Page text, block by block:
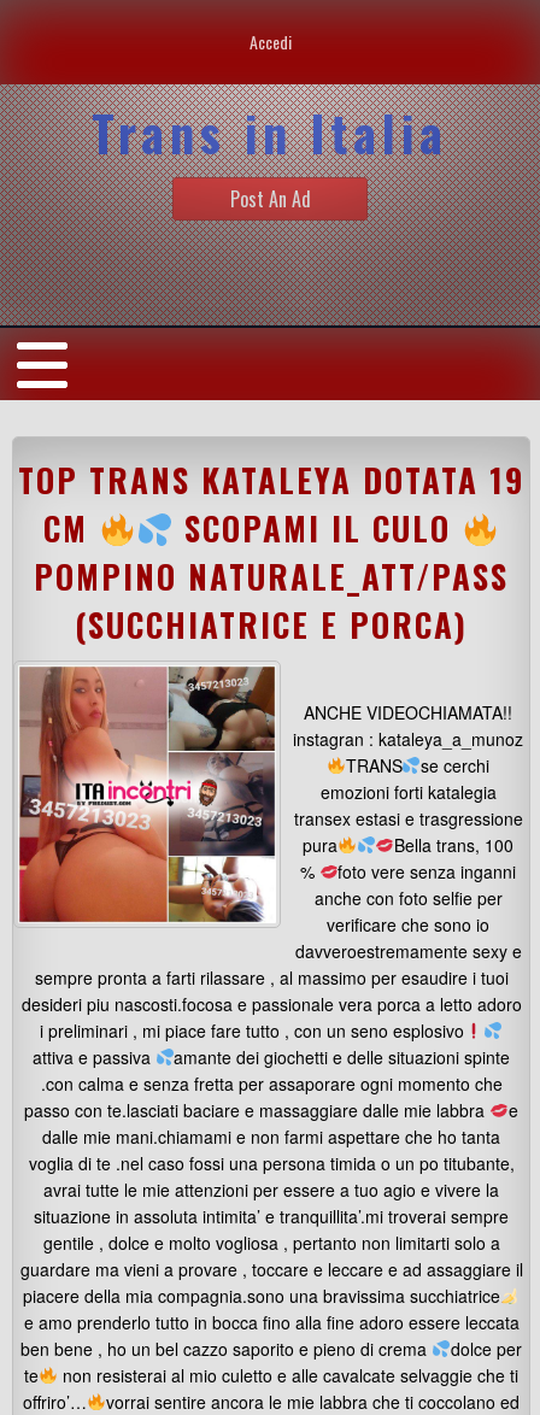
Accedi
Trans in Italia
Post An Ad
TOP TRANS KATALEYA DOTATA 19
CM
SCOPAMI IL CULO
POMPINO NATURALE_ATT/PASS
(SUCCHIATRICE E PORCA)
ANCHE VIDEOCHIAMATA!!
instagran : kataleya_a_munoz
TRANS
se cerchi
emozioni forti katalegia
transex estasi e trasgressione
pura
Bella trans, 100
%
foto vere senza inganni
anche con foto selfie per
verificare che sono io
davveroestremamente sexy e
sempre pronta a farti rilassare , al massimo per esaudire i tuoi
desideri piu nascosti.focosa e passionale vera porca a letto adoro
i preliminari , mi piace fare tutto , con un seno esplosivo
attiva e passiva
amante dei giochetti e delle situazioni spinte
.con calma e senza fretta per assaporare ogni momento che
passo con te.lasciati baciare e massaggiare dalle mie labbra
e
dalle mie mani.chiamami e non farmi aspettare che ho tanta
voglia di te .nel caso fossi una persona timida o un po titubante,
avrai tutte le mie attenzioni per essere a tuo agio e vivere la
situazione in assoluta intimita’ e tranquillita’.mi troverai sempre
gentile , dolce e molto vogliosa , pertanto non limitarti solo a
guardare ma vieni a provare , toccare e leccare e ad assaggiare il
piacere della mia compagnia.sono una bravissima succhiatrice
e amo prenderlo tutto in bocca fino alla fine adoro essere leccata
ben bene , ho un bel cazzo saporito e pieno di crema
dolce per
te
non resisterai al mio culetto e alle cavalcate selvaggie che ti
offriro’…
vorrai sentire ancora le mie labbra che ti coccolano ed